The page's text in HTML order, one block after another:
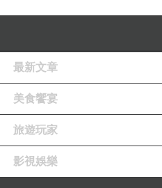
搭乘這火車，票價比飛
公幹回程，如果時間
德黑蘭與伊斯坦堡之
式特殊，需要去旅行社
Train之臥舖票，必
您的英文姓名，翻譯成
最新文章
美食饗宴
旅遊玩家
影視娛樂